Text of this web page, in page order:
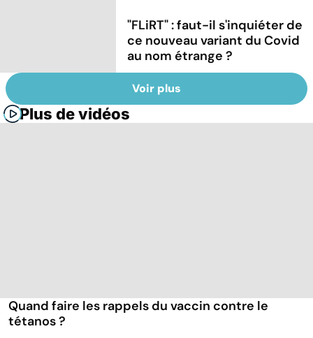
"FLiRT" : faut-il s'inquiéter de
ce nouveau variant du Covid
au nom étrange ?
Voir plus
Plus de vidéos
Quand faire les rappels du vaccin contre le
tétanos ?